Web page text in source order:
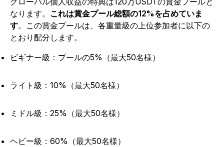
なります。 これは賞金プール総額の12%を占めていま
す。この賞金プールは、各重量級の上位参加者に以下の
とおり配分します。
ビギナー級：プールの5%（最大50名様）
ライト級：10%（最大50名様）
ミドル級：25%（最大50名様）
ヘビー級：60%（最大50名様）